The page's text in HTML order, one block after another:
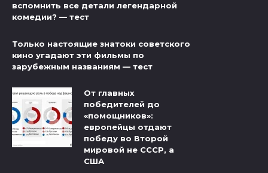
вспомнить все детали легендарной
комедии? — тест
Только настоящие знатоки советского
кино угадают эти фильмы по
зарубежным названиям — тест
От главных
победителей до
«помощников»:
европейцы отдают
победу во Второй
мировой не СССР, а
США